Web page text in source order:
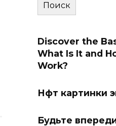
Поиск
Discover the
What Is It and
Work?
Нфт картинки
Будьте